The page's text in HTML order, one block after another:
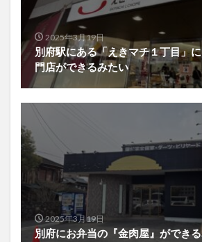
2025年3月19日
別府駅にある「えきマチ１丁目」
門店ができるみたい
2025年3月19日
別府にお弁当の『金肉屋』ができ